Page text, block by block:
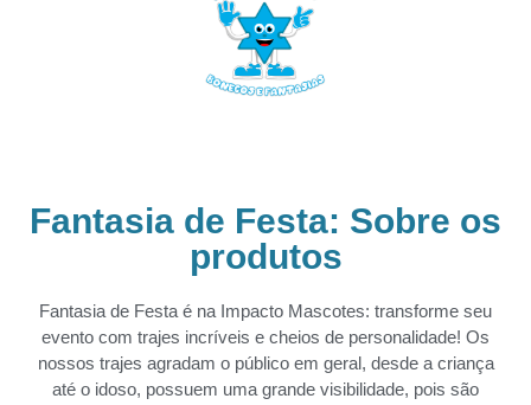
Fantasia de Festa: Sobre os
produtos
Fantasia de Festa é na Impacto Mascotes: transforme seu
evento com trajes incríveis e cheios de personalidade! Os
nossos trajes agradam o público em geral, desde a criança
até o idoso, possuem uma grande visibilidade, pois são